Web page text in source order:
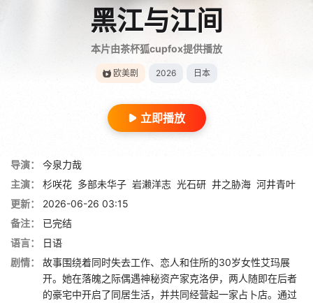
黑江与江间
本片由茶杯狐cupfox提供播放
欧美剧 2026 日本
立即播放
导演：
今泉力哉
主演：
杉咲花 多部未华子 岩濑洋志 光石研 井之胁海 河井青叶
更新：
2026-06-26 03:15
备注：
已完结
语言：
日语
剧情：
故事围绕着同时失去工作、恋人和住所的30岁女性艾玛展
开。她在落魄之际偶遇神秘资产家克洛伊，两人随即在后者
的豪宅中开启了同居生活，并共同经营起一家占卜店。通过